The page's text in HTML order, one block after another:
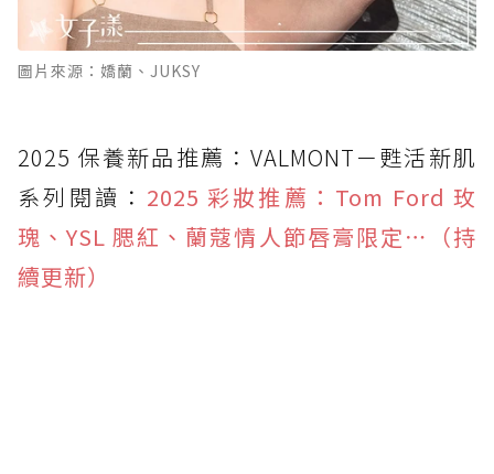
圖片來源：嬌蘭、JUKSY
2025 保養新品推薦：VALMONT－甦活新肌
系列閱讀： 2025 彩妝推薦：Tom Ford 玫
瑰、YSL 腮紅、蘭蔻情人節唇膏限定⋯（持
續更新）